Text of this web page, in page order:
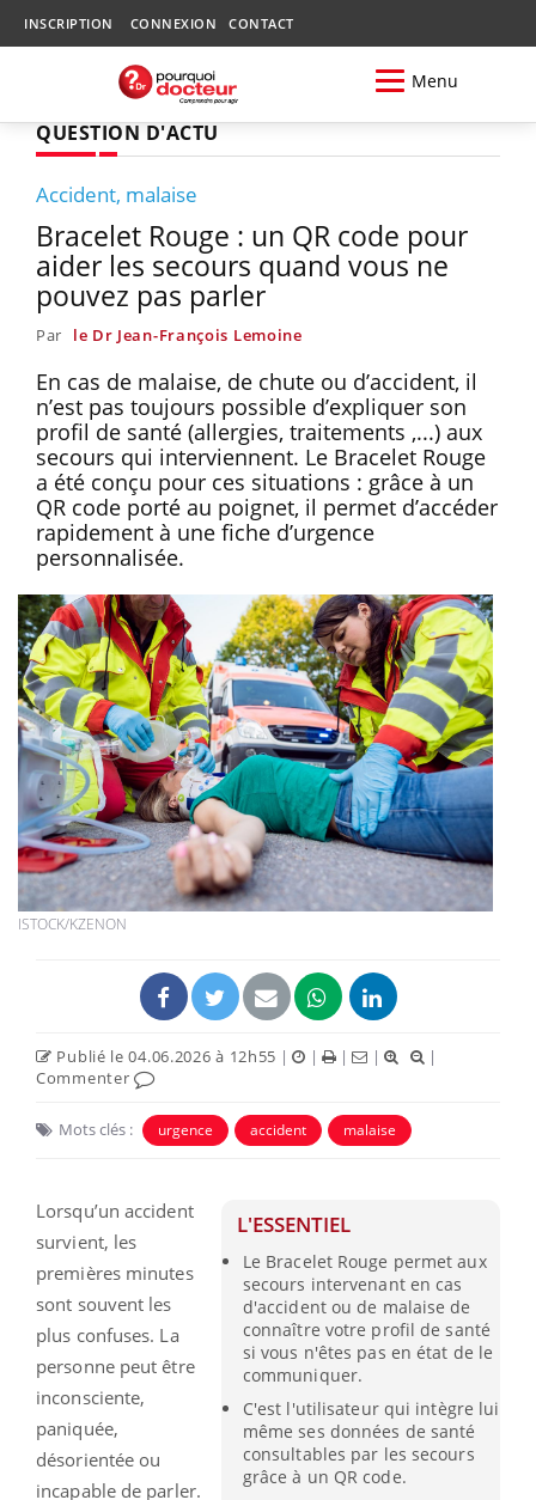
INSCRIPTION CONNEXION CONTACT
Menu
QUESTION D'ACTU
Accident, malaise
Bracelet Rouge : un QR code pour
aider les secours quand vous ne
pouvez pas parler
Par le Dr Jean-François Lemoine
En cas de malaise, de chute ou d’accident, il
n’est pas toujours possible d’expliquer son
profil de santé (allergies, traitements ,...) aux
secours qui interviennent. Le Bracelet Rouge
a été conçu pour ces situations : grâce à un
QR code porté au poignet, il permet d’accéder
rapidement à une fiche d’urgence
personnalisée.
ISTOCK/KZENON
Publié le 04.06.2026 à 12h55 | | | |
|
Commenter
Mots clés : urgence accident malaise
L'ESSENTIEL
Le Bracelet Rouge permet aux
secours intervenant en cas
d'accident ou de malaise de
connaître votre profil de santé
si vous n'êtes pas en état de le
communiquer.
C'est l'utilisateur qui intègre lui
même ses données de santé
consultables par les secours
grâce à un QR code.
Lorsqu’un accident
survient, les
premières minutes
sont souvent les
plus confuses. La
personne peut être
inconsciente,
paniquée,
désorientée ou
incapable de parler.